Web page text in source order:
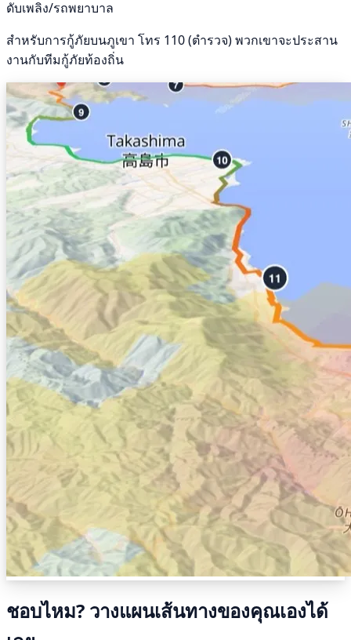
ดับเพลิง/รถพยาบาล
สำหรับการกู้ภัยบนภูเขา โทร 110 (ตำรวจ) พวกเขาจะประสาน
งานกับทีมกู้ภัยท้องถิ่น
ชอบไหม? วางแผนเส้นทางของคุณเองได้